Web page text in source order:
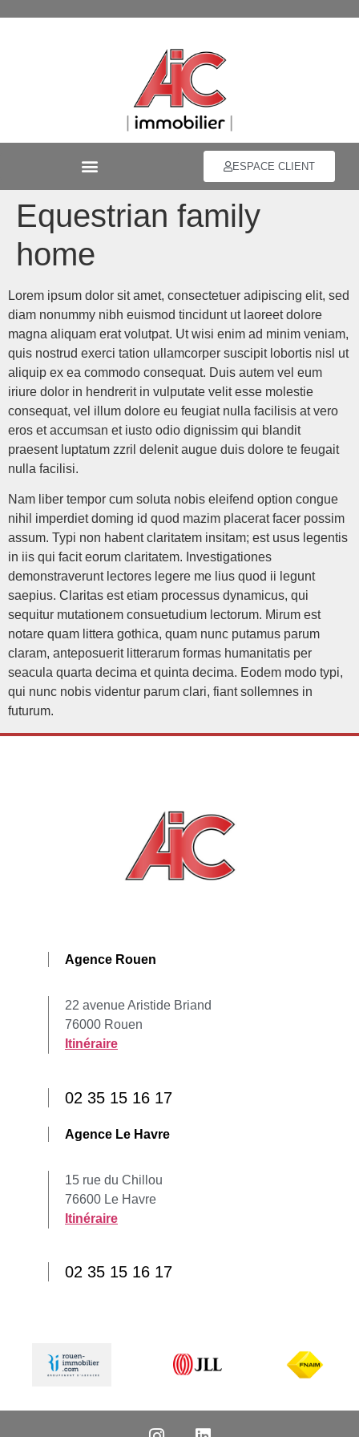
ESPACE CLIENT
Equestrian family
home
Lorem ipsum dolor sit amet, consectetuer adipiscing elit, sed
diam nonummy nibh euismod tincidunt ut laoreet dolore
magna aliquam erat volutpat. Ut wisi enim ad minim veniam,
quis nostrud exerci tation ullamcorper suscipit lobortis nisl ut
aliquip ex ea commodo consequat. Duis autem vel eum
iriure dolor in hendrerit in vulputate velit esse molestie
consequat, vel illum dolore eu feugiat nulla facilisis at vero
eros et accumsan et iusto odio dignissim qui blandit
praesent luptatum zzril delenit augue duis dolore te feugait
nulla facilisi.
Nam liber tempor cum soluta nobis eleifend option congue
nihil imperdiet doming id quod mazim placerat facer possim
assum. Typi non habent claritatem insitam; est usus legentis
in iis qui facit eorum claritatem. Investigationes
demonstraverunt lectores legere me lius quod ii legunt
saepius. Claritas est etiam processus dynamicus, qui
sequitur mutationem consuetudium lectorum. Mirum est
notare quam littera gothica, quam nunc putamus parum
claram, anteposuerit litterarum formas humanitatis per
seacula quarta decima et quinta decima. Eodem modo typi,
qui nunc nobis videntur parum clari, fiant sollemnes in
futurum.
Agence Rouen
22 avenue Aristide Briand
76000 Rouen
Itinéraire
02 35 15 16 17
Agence Le Havre
15 rue du Chillou
76600 Le Havre
Itinéraire
02 35 15 16 17